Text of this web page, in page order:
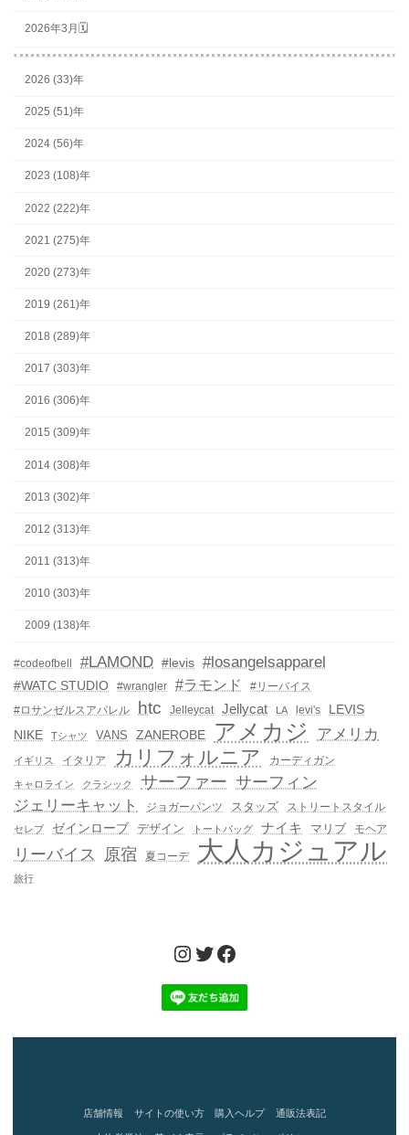
2026年3月🗓
2026 (33)年
2025 (51)年
2024 (56)年
2023 (108)年
2022 (222)年
2021 (275)年
2020 (273)年
2019 (261)年
2018 (289)年
2017 (303)年
2016 (306)年
2015 (309)年
2014 (308)年
2013 (302)年
2012 (313)年
2011 (313)年
2010 (303)年
2009 (138)年
#codeofbell #LAMOND #levis #losangelsapparel
#WATC STUDIO #wrangler #ラモンド
#リーバイス
#ロサンゼルスアパレル
htc Jelleycat Jellycat LA levi's
LEVIS
NIKE
Tシャツ VANS ZANEROBE アメカジ アメリカ
イギリス イタリア カリフォルニア カーディガン
キャロライン クラシック サーファー サーフィン
ジェリーキャット
ジョガーパンツ スタッズ ストリートスタイル
セレブ ゼインローブ デザイン トートバッグ ナイキ マリブ モヘア
リーバイス 原宿 夏コーデ 大人カジュアル
旅行
Instagram
Twitter
Facebook
店舗情報 サイトの使い方 購入ヘルプ 通販法表記